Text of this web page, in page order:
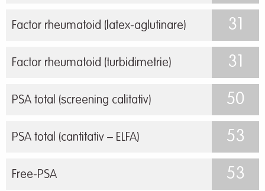
Factor rheumatoid (latex-aglutinare) 31
Factor rheumatoid (turbidimetrie) 31
PSA total (screening calitativ) 50
PSA total (cantitativ – ELFA) 53
Free-PSA 53